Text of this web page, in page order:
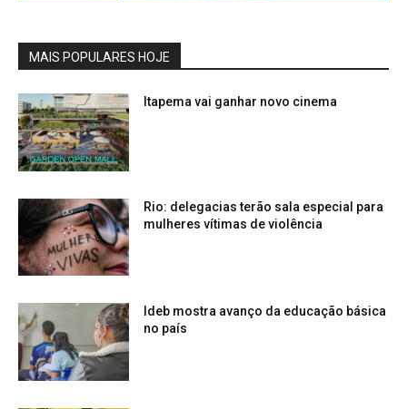
MAIS POPULARES HOJE
Itapema vai ganhar novo cinema
Rio: delegacias terão sala especial para
mulheres vítimas de violência
Ideb mostra avanço da educação básica
no país